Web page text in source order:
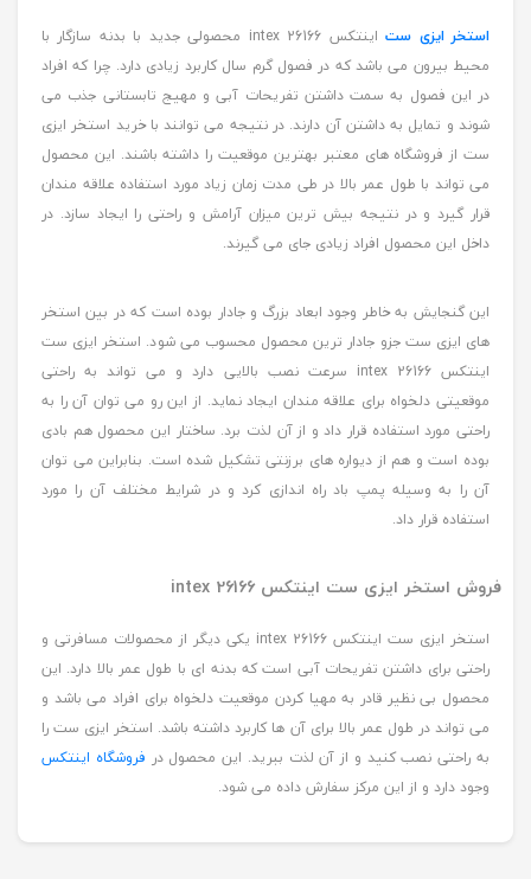
استخر ایزی ست
اینتکس intex 26166 محصولی جدید با بدنه سازگار با
محیط بیرون می باشد که در فصول گرم سال کاربرد زیادی دارد. چرا که افراد
در این فصول به سمت داشتن تفریحات آبی و مهیج تابستانی جذب می
شوند و تمایل به داشتن آن دارند. در نتیجه می توانند با خرید استخر ایزی
ست از فروشگاه های معتبر بهترین موقعیت را داشته باشند. این محصول
می تواند با طول عمر بالا در طی مدت زمان زیاد مورد استفاده علاقه مندان
قرار گیرد و در نتیجه بیش ترین میزان آرامش و راحتی را ایجاد سازد. در
داخل این محصول افراد زیادی جای می گیرند.
این گنجایش به خاطر وجود ابعاد بزرگ و جادار بوده است که در بین استخر
های ایزی ست جزو جادار ترین محصول محسوب می شود. استخر ایزی ست
اینتکس intex 26166 سرعت نصب بالایی دارد و می تواند به راحتی
موقعیتی دلخواه برای علاقه مندان ایجاد نماید. از این رو می توان آن را به
راحتی مورد استفاده قرار داد و از آن لذت برد. ساختار این محصول هم بادی
بوده است و هم از دیواره های برزنتی تشکیل شده است. بنابراین می توان
آن را به وسیله پمپ باد راه اندازی کرد و در شرایط مختلف آن را مورد
استفاده قرار داد.
فروش استخر ایزی ست اینتکس intex 26166
استخر ایزی ست اینتکس intex 26166 یکی دیگر از محصولات مسافرتی و
راحتی برای داشتن تفریحات آبی است که بدنه ای با طول عمر بالا دارد. این
محصول بی نظیر قادر به مهیا کردن موقعیت دلخواه برای افراد می باشد و
می تواند در طول عمر بالا برای آن ها کاربرد داشته باشد. استخر ایزی ست را
به راحتی نصب کنید و از آن لذت ببرید. این محصول در فروشگاه اینتکس
وجود دارد و از این مرکز سفارش داده می شود.